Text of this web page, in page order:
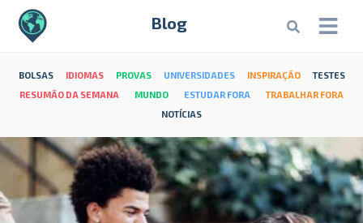
Blog
BOLSAS IDIOMAS PROVAS UNIVERSIDADES INSPIRAÇÃO
TESTES
RESUMÃO DA SEMANA
MUNDO ESTUDAR FORA
TRABALHAR FORA
NOTÍCIAS